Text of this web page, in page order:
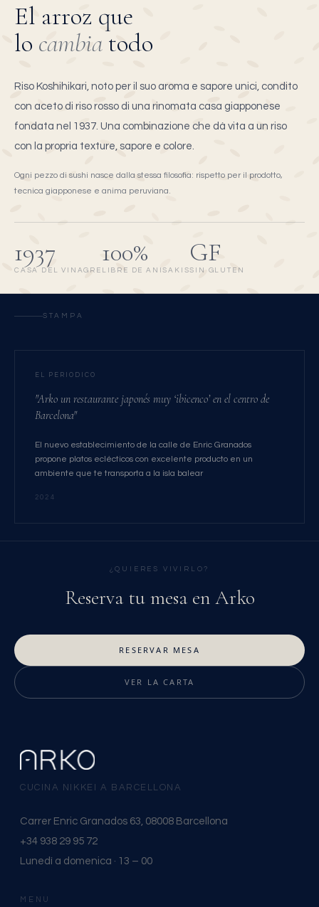
El arroz que
lo cambia todo
Riso Koshihikari, noto per il suo aroma e sapore unici, condito
con aceto di riso rosso di una rinomata casa giapponese
fondata nel 1937. Una combinazione che dà vita a un riso
con la propria texture, sapore e colore.
Ogni pezzo di sushi nasce dalla stessa filosofia: rispetto per il prodotto,
tecnica giapponese e anima peruviana.
1937
CASA DEL VINAGRE
100%
LIBRE DE ANISAKIS
GF
SIN GLUTEN
STAMPA
EL PERIODICO
"Arko un restaurante japonés muy ‘ibicenco’ en el centro de
Barcelona"
El nuevo establecimiento de la calle de Enric Granados
propone platos eclécticos con excelente producto en un
ambiente que te transporta a la isla balear
2024
¿QUIERES VIVIRLO?
Reserva tu mesa en Arko
RESERVAR MESA
VER LA CARTA
CUCINA NIKKEI A BARCELLONA
Carrer Enric Granados 63, 08008 Barcellona
+34 938 29 95 72
Lunedì a domenica · 13 – 00
MENU